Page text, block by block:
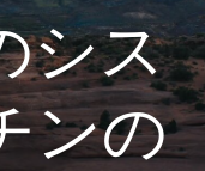
シス
ンの